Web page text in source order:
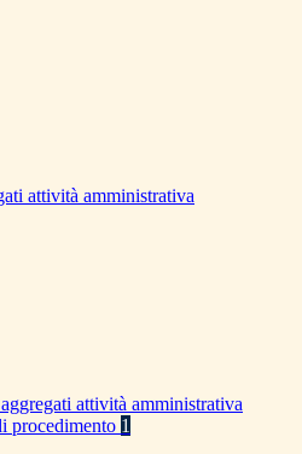
attività amministrativa
attività amministrativa
procedimento 1